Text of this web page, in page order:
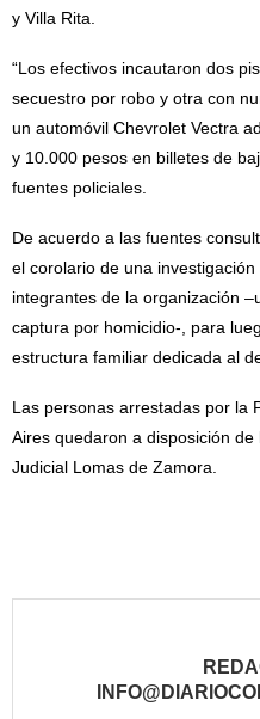
y Villa Rita.
“Los efectivos incautaron dos
secuestro por robo y otra con
un automóvil Chevrolet Vectra
y 10.000 pesos en billetes de
fuentes policiales.
De acuerdo a las fuentes
el corolario de una
integrantes de la organización
captura por homicidio-, para
estructura familiar dedicada al
Las personas arrestadas por la
Aires quedaron a disposición
Judicial Lomas de Zamora.